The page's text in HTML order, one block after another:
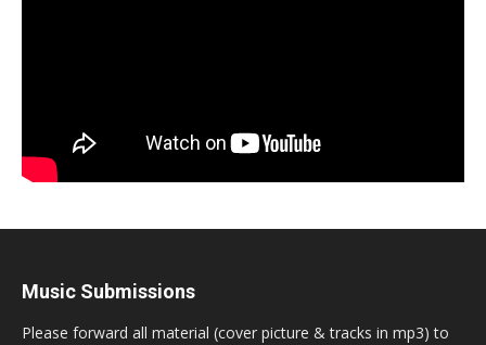
Music Submissions
Please forward all material (cover picture & tracks in mp3) to